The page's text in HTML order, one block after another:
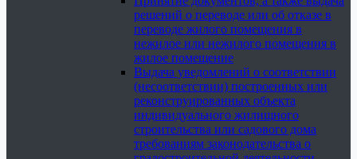
решений о переводе или об отказе в
переводе жилого помещения в
нежилое или нежилого помещения в
жилое помещение
Выдача уведомлений о соответствии
(несоответствии) построенных или
реконструированных объекта
индивидуального жилищного
строительства или садового дома
требованиям законодательства о